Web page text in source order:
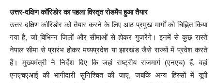
उत्तर-दक्षिण कॉरिडोर का पहला विस्तृत रोडमैप हुआ तैयार
उत्तर-दक्षिण कॉरिडोर को तैयार करने के लिए आठ प्रमुख मार्गों को चिह्नित किया
गया है, जो विभिन्न जिलों और सीमाओं से होकर गुजरेंगे। इनमें से कुछ रास्ते
नेपाल सीमा से प्रारंभ होकर मध्यप्रदेश या झारखंड जैसे राज्यों में प्रवेश करते
हैं। मुख्यमंत्री ने निर्देश दिए कि जहां राष्ट्रीय राजमार्ग (एनएच) हैं, वहां
एनएचएआई की भागीदारी सुनिश्चित की जाए, जबकि अन्य हिस्सों में यूपी